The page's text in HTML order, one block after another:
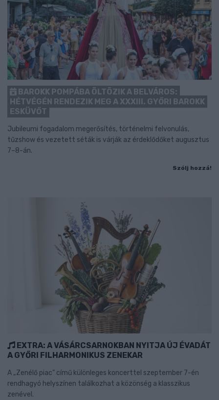
BAROKK POMPÁBA ÖLTÖZIK A BELVÁROS:
HÉTVÉGÉN RENDEZIK MEG A XXXIII. GYŐRI BAROKK
ESKÜVŐT
Jubileumi fogadalom megerősítés, történelmi felvonulás,
tűzshow és vezetett séták is várják az érdeklődőket augusztus
7–8-án.
Szólj hozzá!
EXTRA: A VÁSÁRCSARNOKBAN NYITJA ÚJ ÉVADÁT
A GYŐRI FILHARMONIKUS ZENEKAR
A „Zenélő piac” című különleges koncerttel szeptember 7-én
rendhagyó helyszínen találkozhat a közönség a klasszikus
zenével.